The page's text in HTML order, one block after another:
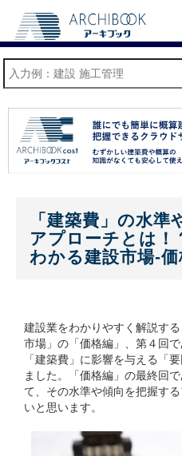
「建築費」の水準
アプローチとは！
わかる建設市場-価
建設業をわかりやすく解説す
市場」の「価格編」、第４回で
「建築費」に影響を与える「
ました。「価格編」の最終回
て、その水準や傾向を把握す
いと思います。